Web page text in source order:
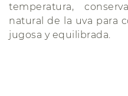
temperatura,
natural de la uva para
jugosa y equilibrada.